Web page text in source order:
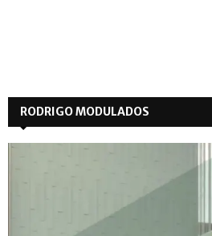
RODRIGO MODULADOS